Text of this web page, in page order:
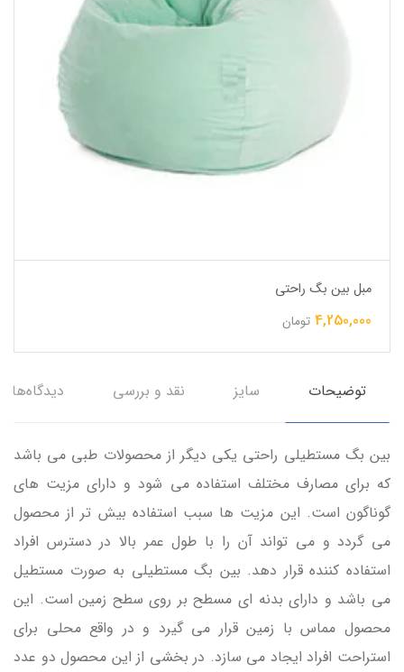
مبل بین بگ راحتی
4,250,000 تومان
توضیحات سایز نقد و بررسی دیدگاه‌ها
بین بگ مستطیلی راحتی یکی دیگر از محصولات طبی می باشد
که برای مصارف مختلف استفاده می شود و دارای مزیت های
گوناگون است. این مزیت ها سبب استفاده بیش تر از محصول
می گردد و می تواند آن را با طول عمر بالا در دسترس افراد
استفاده کننده قرار دهد. بین بگ مستطیلی به صورت مستطیل
می باشد و دارای بدنه ای مسطح بر روی سطح زمین است. این
محصول مماس با زمین قرار می گیرد و در واقع محلی برای
استراحت افراد ایجاد می سازد. در بخشی از این محصول دو عدد